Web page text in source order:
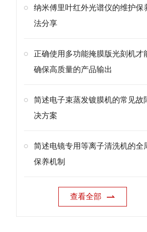
纳米傅里叶红外光谱仪的维护保
法分享
正确使用多功能掩膜版光刻机才
确保高质量的产品输出
简述电子束蒸发镀膜机的常见故
决方案
简述电镜专用等离子清洗机的全
保养机制
查看全部